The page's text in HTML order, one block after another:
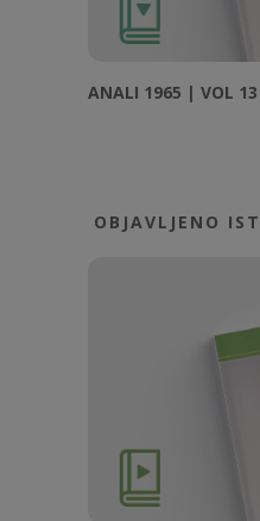
ANALI 1965 | VOL
OBJAVLJENO